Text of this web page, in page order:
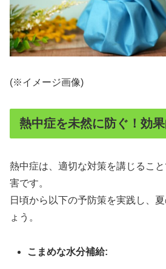
(※イメージ画像)
熱中症を未然に防ぐ！効
熱中症は、適切な対策を講じるこ
害です。
日頃から以下の予防策を実践し、
ょう。
こまめな水分補給: